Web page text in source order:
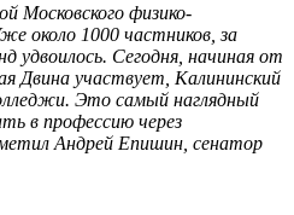
Московского физико-
около 1000 частников, за
удвоилось. Сегодня, начиная от
Двина участвует, Калининский
Это самый наглядный
в профессию через
Андрей Епишин, сенатор